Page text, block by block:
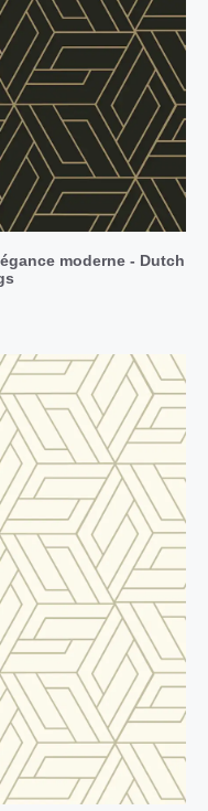
moderne - Dutch